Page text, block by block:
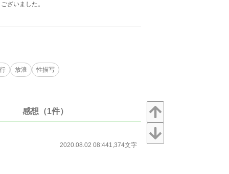
ざいました。
放浪 性描写
感想（1件）
2020.08.02 08:441,374文字